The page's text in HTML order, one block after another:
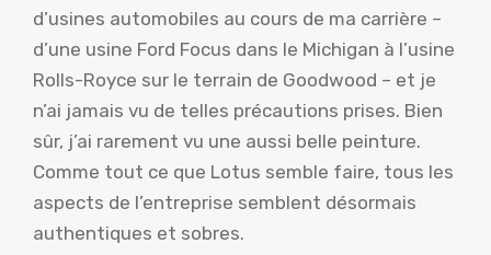
d’usines automobiles au cours de ma carrière –
d’une usine Ford Focus dans le Michigan à l’usine
Rolls-Royce sur le terrain de Goodwood – et je
n’ai jamais vu de telles précautions prises. Bien
sûr, j’ai rarement vu une aussi belle peinture.
Comme tout ce que Lotus semble faire, tous les
aspects de l’entreprise semblent désormais
authentiques et sobres.